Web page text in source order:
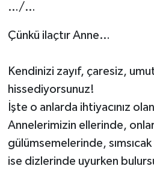
…/…
Çünkü ilaçtır Anne…
Kendinizi zayıf, çaresiz,
hissediyorsunuz!
İşte o anlarda ihtiyacınız
Annelerimizin ellerinde,
gülümsemelerinde,
ise dizlerinde uyurken